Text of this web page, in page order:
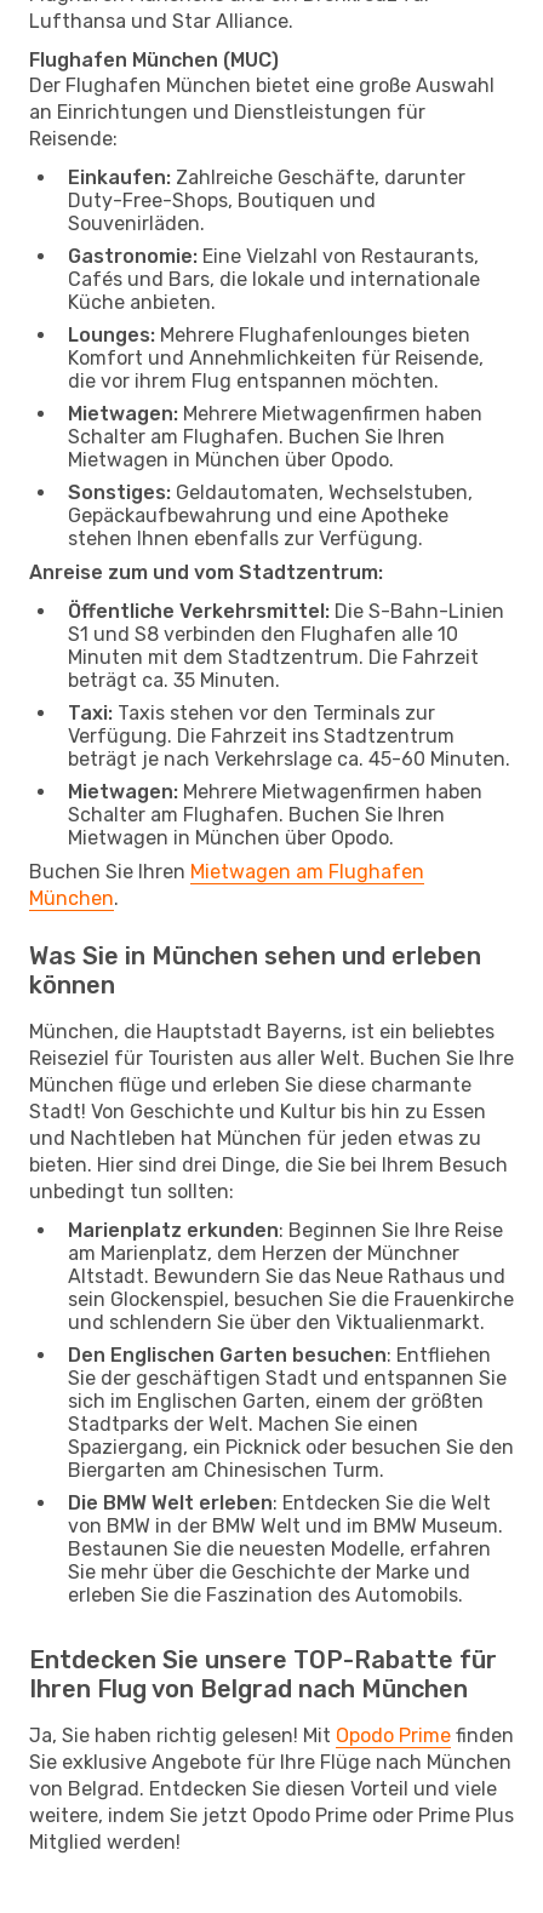
Lufthansa und Star Alliance.
Flughafen München (MUC)
Der Flughafen München bietet eine große Auswahl
an Einrichtungen und Dienstleistungen für
Reisende:
Einkaufen: Zahlreiche Geschäfte, darunter
Duty-Free-Shops, Boutiquen und
Souvenirläden.
Gastronomie: Eine Vielzahl von Restaurants,
Cafés und Bars, die lokale und internationale
Küche anbieten.
Lounges: Mehrere Flughafenlounges bieten
Komfort und Annehmlichkeiten für Reisende,
die vor ihrem Flug entspannen möchten.
Mietwagen: Mehrere Mietwagenfirmen haben
Schalter am Flughafen. Buchen Sie Ihren
Mietwagen in München über Opodo.
Sonstiges: Geldautomaten, Wechselstuben,
Gepäckaufbewahrung und eine Apotheke
stehen Ihnen ebenfalls zur Verfügung.
Anreise zum und vom Stadtzentrum:
Öffentliche Verkehrsmittel: Die S-Bahn-Linien
S1 und S8 verbinden den Flughafen alle 10
Minuten mit dem Stadtzentrum. Die Fahrzeit
beträgt ca. 35 Minuten.
Taxi: Taxis stehen vor den Terminals zur
Verfügung. Die Fahrzeit ins Stadtzentrum
beträgt je nach Verkehrslage ca. 45-60 Minuten.
Mietwagen: Mehrere Mietwagenfirmen haben
Schalter am Flughafen. Buchen Sie Ihren
Mietwagen in München über Opodo.
Buchen Sie Ihren Mietwagen am Flughafen
München.
Was Sie in München sehen und erleben
können
München, die Hauptstadt Bayerns, ist ein beliebtes
Reiseziel für Touristen aus aller Welt. Buchen Sie Ihre
München flüge und erleben Sie diese charmante
Stadt! Von Geschichte und Kultur bis hin zu Essen
und Nachtleben hat München für jeden etwas zu
bieten. Hier sind drei Dinge, die Sie bei Ihrem Besuch
unbedingt tun sollten:
Marienplatz erkunden: Beginnen Sie Ihre Reise
am Marienplatz, dem Herzen der Münchner
Altstadt. Bewundern Sie das Neue Rathaus und
sein Glockenspiel, besuchen Sie die Frauenkirche
und schlendern Sie über den Viktualienmarkt.
Den Englischen Garten besuchen: Entfliehen
Sie der geschäftigen Stadt und entspannen Sie
sich im Englischen Garten, einem der größten
Stadtparks der Welt. Machen Sie einen
Spaziergang, ein Picknick oder besuchen Sie den
Biergarten am Chinesischen Turm.
Die BMW Welt erleben: Entdecken Sie die Welt
von BMW in der BMW Welt und im BMW Museum.
Bestaunen Sie die neuesten Modelle, erfahren
Sie mehr über die Geschichte der Marke und
erleben Sie die Faszination des Automobils.
Entdecken Sie unsere TOP-Rabatte für
Ihren Flug von Belgrad nach München
Ja, Sie haben richtig gelesen! Mit Opodo Prime finden
Sie exklusive Angebote für Ihre Flüge nach München
von Belgrad. Entdecken Sie diesen Vorteil und viele
weitere, indem Sie jetzt Opodo Prime oder Prime Plus
Mitglied werden!